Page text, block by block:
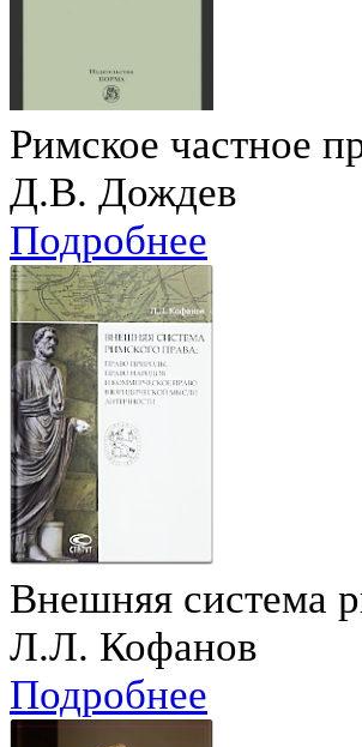
Римское частное
Д.В. Дождев
Подробнее
Внешняя система
Л.Л. Кофанов
Подробнее